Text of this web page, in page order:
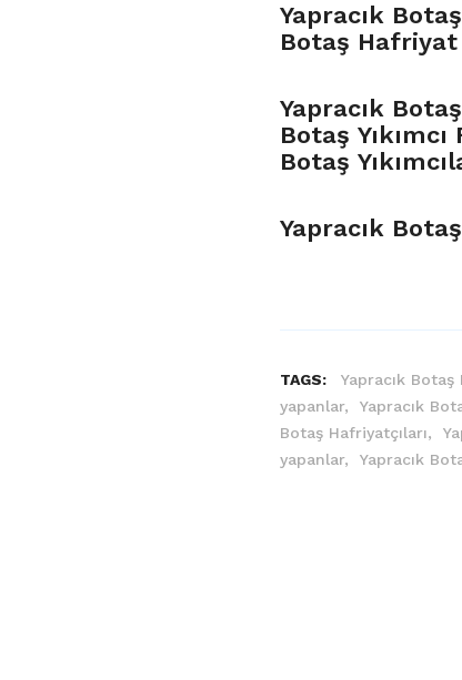
Yapracık
Botaş Hafriyat
Yapracık
Botaş
Botaş
Yapracık
TAGS: Yapracık
yapanlar,
Yapracık
Botaş Hafriyatçıları,
yapanlar,
Yapracık